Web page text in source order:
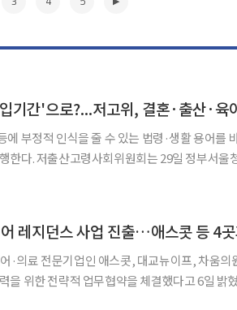
기간'으로?...저고위, 결혼·출산·육
에 부정적 인식을 줄 수 있는 법령·생활 용어를
청사에서 제13차
레지던스 사업 진출…애스콧 등 4
·의료 전문기업인 애스콧, 대교뉴이프, 차움의
한 전략적 업무협약을 체결했다고 6일 밝혔다. 이날 협약